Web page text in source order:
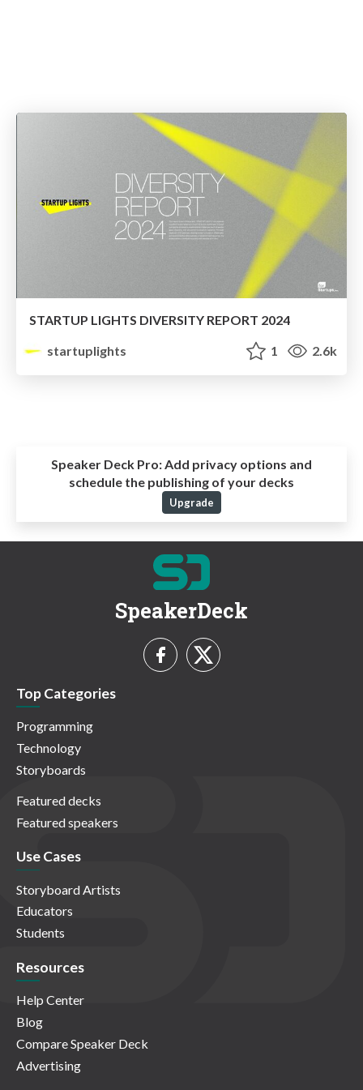
STARTUP LIGHTS DIVERSITY REPORT 2024
startuplights
1 2.6k
Speaker Deck Pro: Add privacy options and
schedule the publishing of your decks
Upgrade
SpeakerDeck
Top Categories
Programming
Technology
Storyboards
Featured decks
Featured speakers
Use Cases
Storyboard Artists
Educators
Students
Resources
Help Center
Blog
Compare Speaker Deck
Advertising